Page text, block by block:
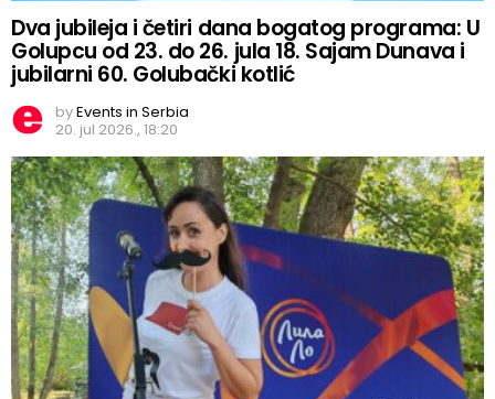
Dva jubileja i četiri dana bogatog programa: U
Golupcu od 23. do 26. jula 18. Sajam Dunava i
jubilarni 60. Golubački kotlić
byEvents in Serbia
20. jul 2026., 18:20